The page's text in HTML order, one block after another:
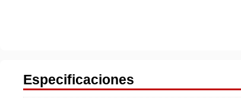
Especificaciones